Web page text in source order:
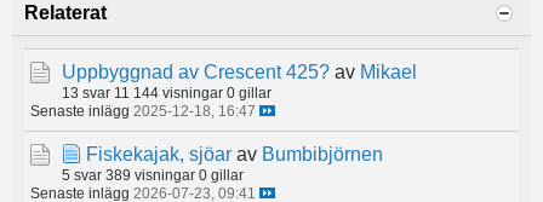
Relaterat
Uppbyggnad av Crescent 425? av Mikael
13 svar 11 144 visningar 0 gillar
Senaste inlägg 2025-12-18, 16:47
Fiskekajak, sjöar av Bumbibjörnen
5 svar 389 visningar 0 gillar
Senaste inlägg 2026-07-23, 09:41